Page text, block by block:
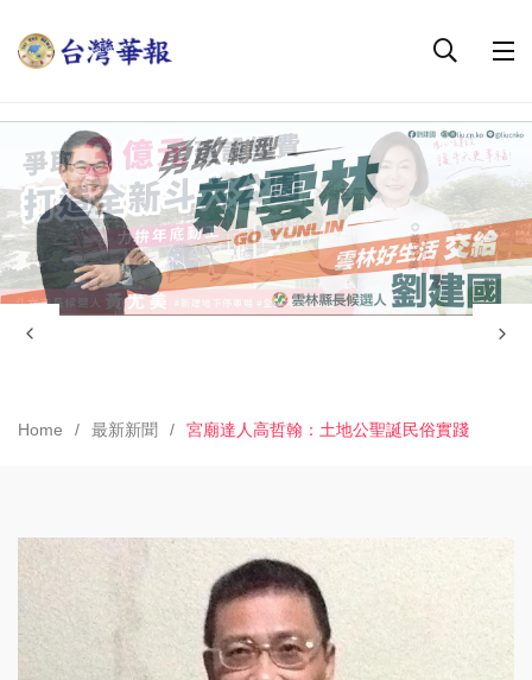
Home 最新新聞 宮廟達人高哲翰：土地公聖誕民俗實踐